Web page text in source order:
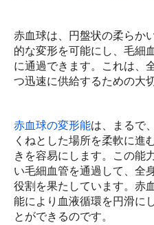
一般検査
生理学的検査
画像検査
眼科的検査
耳鼻科的検査
婦人科的検査
赤血球は、円盤状の柔らか
的な変形を可能にし、毛細
に通過できます。これは、
つ迅速に供給するための大
赤血球の変形能は、まるで
くねとした場所を柔軟に進
きを容易にします。この能
い毛細血管を通過して、全
役割を果たしています。赤
能により血液循環を円滑に
とができるのです。